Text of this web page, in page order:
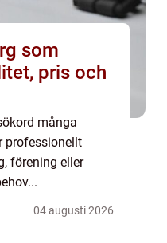
som
pris och
många
professionellt
förening eller
04 augusti 2026